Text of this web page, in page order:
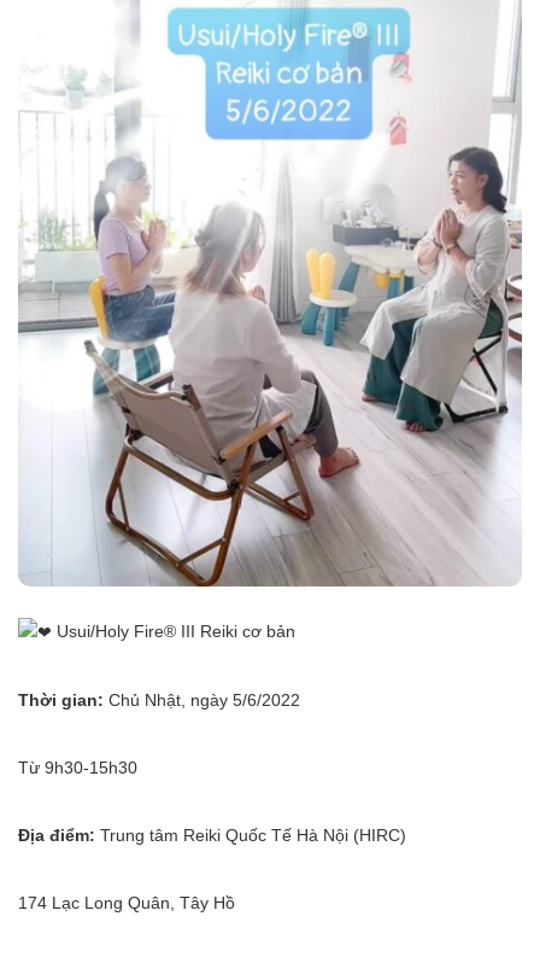
Usui/Holy Fire® III Reiki cơ bản
Thời gian: Chủ Nhật, ngày 5/6/2022
Từ 9h30-15h30
Địa điểm: Trung tâm Reiki Quốc Tế Hà Nội (HIRC)
174 Lạc Long Quân, Tây Hồ